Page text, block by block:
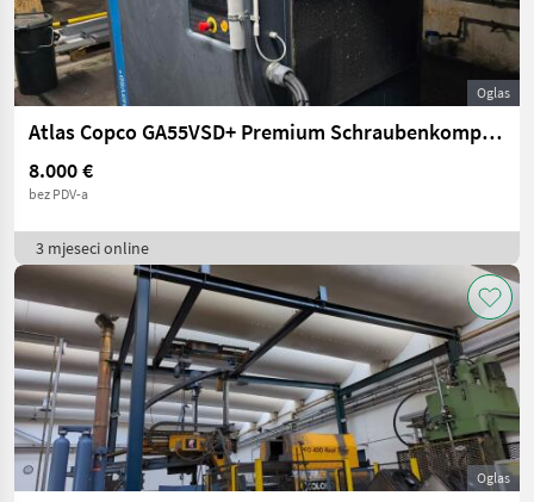
Oglas
Atlas Copco GA55VSD+ Premium Schraubenkompressor, Bj. 2022
8.000 €
bez PDV-a
3 mjeseci online
Oglas